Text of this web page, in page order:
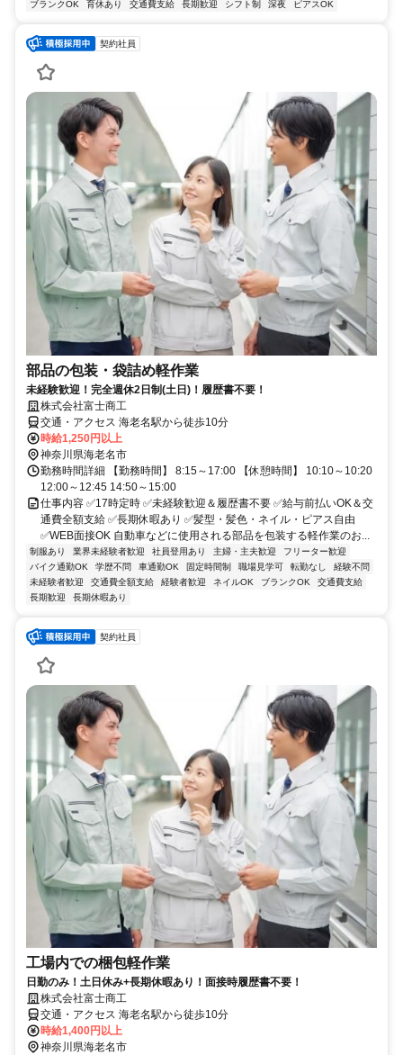
ブランクOK 育休あり 交通費支給 長期歓迎 シフト制 深夜 ピアスOK
契約社員
部品の包装・袋詰め軽作業
未経験歓迎！完全週休2日制(土日)！履歴書不要！
株式会社富士商工
交通・アクセス 海老名駅から徒歩10分
時給1,250円以上
神奈川県海老名市
勤務時間詳細 【勤務時間】 8:15～17:00 【休憩時間】 10:10～10:20
12:00～12:45 14:50～15:00
仕事内容 ✅17時定時 ✅未経験歓迎＆履歴書不要 ✅給与前払いOK＆交
通費全額支給 ✅長期休暇あり ✅髪型・髪色・ネイル・ピアス自由
✅WEB面接OK 自動車などに使用される部品を包装する軽作業のお...
制服あり 業界未経験者歓迎 社員登用あり 主婦・主夫歓迎
フリーター歓迎
バイク通勤OK
学歴不問 車通勤OK 固定時間制 職場見学可 転勤なし
経験不問
未経験者歓迎
交通費全額支給 経験者歓迎 ネイルOK ブランクOK
交通費支給
長期歓迎
長期休暇あり
契約社員
工場内での梱包軽作業
日勤のみ！土日休み+長期休暇あり！面接時履歴書不要！
株式会社富士商工
交通・アクセス 海老名駅から徒歩10分
時給1,400円以上
神奈川県海老名市